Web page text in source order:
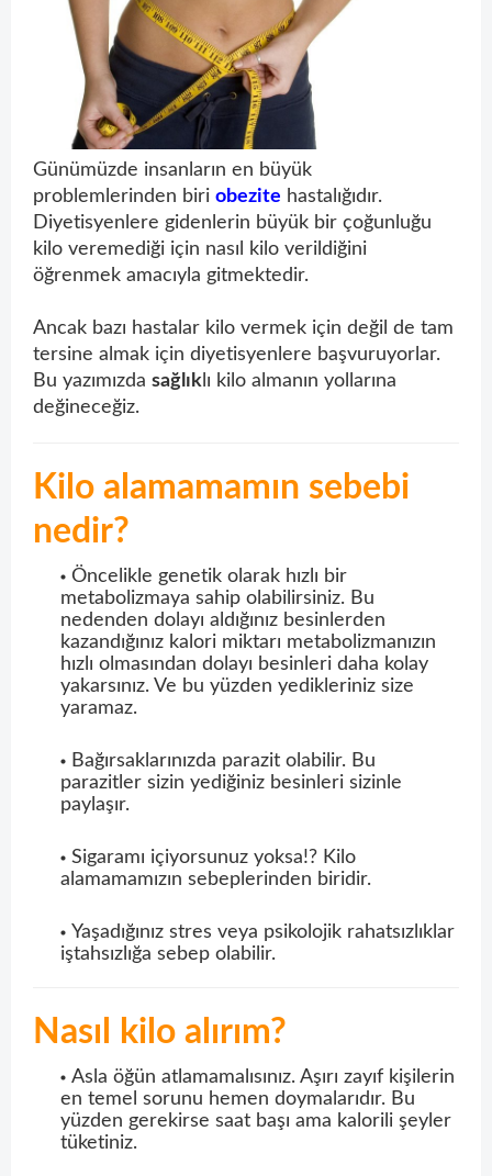
Günümüzde insanların en büyük
problemlerinden biri obezite hastalığıdır.
Diyetisyenlere gidenlerin büyük bir çoğunluğu
kilo veremediği için nasıl kilo verildiğini
öğrenmek amacıyla gitmektedir.
Ancak bazı hastalar kilo vermek için değil de tam
tersine almak için diyetisyenlere başvuruyorlar.
Bu yazımızda sağlık lı kilo almanın yollarına
değineceğiz.
Kilo alamamamın sebebi
nedir?
Öncelikle genetik olarak hızlı bir
metabolizmaya sahip olabilirsiniz. Bu
nedenden dolayı aldığınız besinlerden
kazandığınız kalori miktarı metabolizmanızın
hızlı olmasından dolayı besinleri daha kolay
yakarsınız. Ve bu yüzden yedikleriniz size
yaramaz.
Bağırsaklarınızda parazit olabilir. Bu
parazitler sizin yediğiniz besinleri sizinle
paylaşır.
Sigaramı içiyorsunuz yoksa!? Kilo
alamamamızın sebeplerinden biridir.
Yaşadığınız stres veya psikolojik rahatsızlıklar
iştahsızlığa sebep olabilir.
Nasıl kilo alırım?
Asla öğün atlamamalısınız. Aşırı zayıf kişilerin
en temel sorunu hemen doymalarıdır. Bu
yüzden gerekirse saat başı ama kalorili şeyler
tüketiniz.